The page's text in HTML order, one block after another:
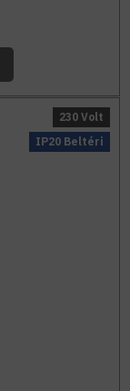
IP20 Beltéri
230 Volt